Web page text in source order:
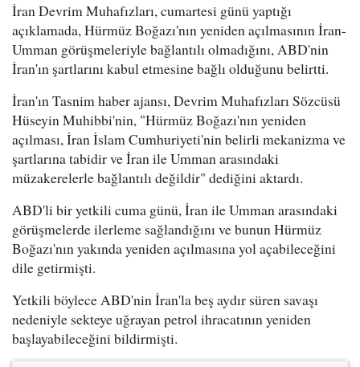
İran Devrim Muhafızları, cumartesi günü yaptığı
açıklamada, Hürmüz Boğazı'nın yeniden açılmasının İran-
Umman görüşmeleriyle bağlantılı olmadığını, ABD'nin
İran'ın şartlarını kabul etmesine bağlı olduğunu belirtti.
İran'ın Tasnim haber ajansı, Devrim Muhafızları Sözcüsü
Hüseyin Muhibbi'nin, "Hürmüz Boğazı'nın yeniden
açılması, İran İslam Cumhuriyeti'nin belirli mekanizma ve
şartlarına tabidir ve İran ile Umman arasındaki
müzakerelerle bağlantılı değildir" dediğini aktardı.
ABD'li bir yetkili cuma günü, İran ile Umman arasındaki
görüşmelerde ilerleme sağlandığını ve bunun Hürmüz
Boğazı'nın yakında yeniden açılmasına yol açabileceğini
dile getirmişti.
Yetkili böylece ABD'nin İran'la beş aydır süren savaşı
nedeniyle sekteye uğrayan petrol ihracatının yeniden
başlayabileceğini bildirmişti.